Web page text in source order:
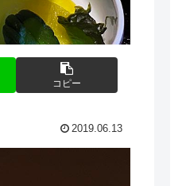
コピー
2019.06.13